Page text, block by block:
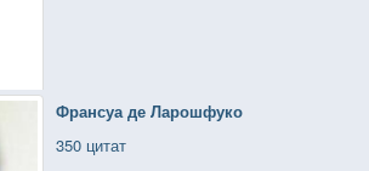
Франсуа де Ларошфуко
350 цитат